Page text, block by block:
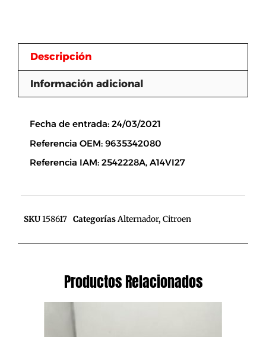
Descripción
Información adicional
Fecha de entrada: 24/03/2021
Referencia OEM: 9635342080
Referencia IAM: 2542228A, A14VI27
SKU158617 CategoríasAlternador, Citroen
Productos Relacionados